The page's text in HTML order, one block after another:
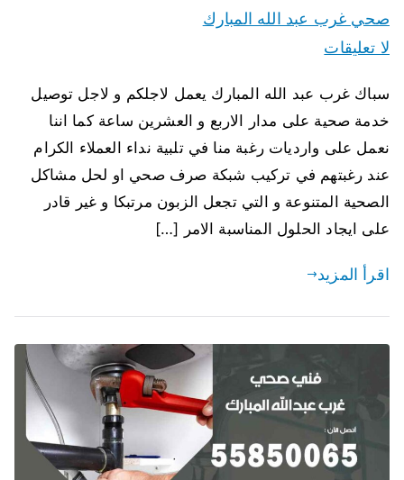
صحي غرب عبد الله المبارك
لا تعليقات
سباك غرب عبد الله المبارك يعمل لاجلكم و لاجل توصيل
خدمة صحية على مدار الاربع و العشرين ساعة كما اننا
نعمل على وارديات رغبة منا في تلبية نداء العملاء الكرام
عند رغبتهم في تركيب شبكة صرف صحي او لحل مشاكل
الصحية المتنوعة و التي تجعل الزبون مرتبكا و غير قادر
على ايجاد الحلول المناسبة الامر […]
اقرأ المزيد